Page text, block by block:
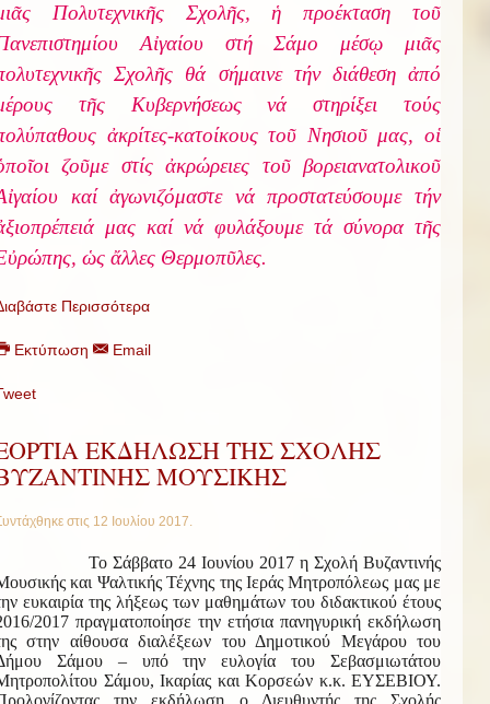
Πολυτεχνικῆς Σχολῆς, ἡ προέκταση τοῦ
Αἰγαίου στή Σάμο μέσῳ μιᾶς
Σχολῆς θά σήμαινε τήν διάθεση ἀπό
τῆς Κυβερνήσεως νά στηρίξει τούς
ἀκρίτες-κατοίκους τοῦ Νησιοῦ μας, οἱ
ζοῦμε στίς ἀκρώρειες τοῦ βορειανατολικοῦ
καί ἀγωνιζόμαστε νά προστατεύσουμε τήν
μας καί νά φυλάξουμε τά σύνορα τῆς
ὡς ἄλλες Θερμοπῦλες.
Περισσότερα
Εκτύπωση Email
ΕΚΔΗΛΩΣΗ ΤΗΣ ΣΧΟΛΗΣ
ΜΟΥΣΙΚΗΣ
στις 12 Ιουλίου 2017.
Το Σάββατο 24 Ιουνίου 2017 η Σχολή Βυζαντινής
και Ψαλτικής Τέχνης της Ιεράς Μητροπόλεως μας με
ευκαιρία της λήξεως των μαθημάτων του διδακτικού έτους
2017 πραγματοποίησε την ετήσια πανηγυρική εκδήλωση
στην αίθουσα διαλέξεων του Δημοτικού Μεγάρου του
Σάμου – υπό την ευλογία του Σεβασμιωτάτου
Σάμου, Ικαρίας και Κορσεών κ.κ. ΕΥΣΕΒΙΟΥ.
την εκδήλωση ο Διευθυντής της Σχολής